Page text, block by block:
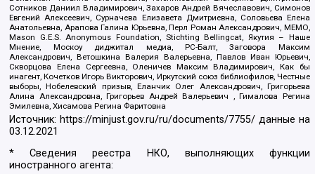
Сотников Даниил Владимирович, Захаров Андрей Вячеславович, Симонов
Евгений Алексеевич, Сурначева Елизавета Дмитриевна, Соловьева Елена
Анатольевна, Арапова Галина Юрьевна, Перл Роман Александрович, МЕМО,
Mason G.E.S. Anonymous Foundation, Stichting Bellingcat, Якутия – Наше
Мнение, Москоу диджитал медиа, РС-Балт, Заговора Максим
Александрович, Ветошкина Валерия Валерьевна, Павлов Иван Юрьевич,
Скворцова Елена Сергеевна, Оленичев Максим Владимирович, Как бы
инагент, Кочетков Игорь Викторович, Иркутский союз библиофилов, Честные
выборы, Нобелевский призыв, Еланчик Олег Александрович, Григорьева
Алина Александровна, Григорьев Андрей Валерьевич , Гималова Регина
Эмилевна, Хисамова Регина Фаритовна
Источник: https://minjust.gov.ru/ru/documents/7755/ данные на
03.12.2021
* Сведения реестра НКО, выполняющих функции
иностранного агента: